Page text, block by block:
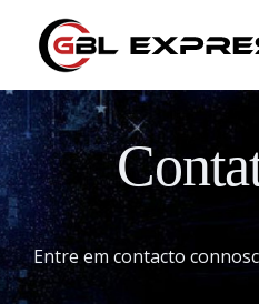
Entre em contacto